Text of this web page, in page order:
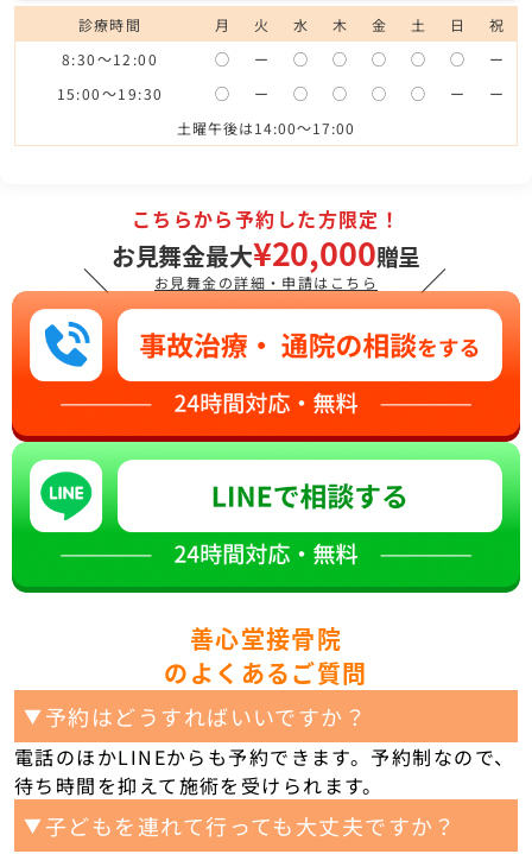
診療時間 月 火 水 木 金 土 日
祝
8:30～12:00
◯ ー ◯ ◯ ◯ ◯ ◯
ー
15:00～19:30
◯ ー ◯ ◯ ◯ ◯ ー
ー
土曜午後は14:00～17:00
＼
こちらから予約した方限定！
お見舞金最大¥20,000贈呈
お見舞金の詳細・申請はこちら ／
善心堂接骨院
のよくあるご質問
▼ 予約はどうすればいいですか？
電話のほかLINEからも予約できます。予約制なので、
待ち時間を抑えて施術を受けられます。
▼ 子どもを連れて行っても大丈夫ですか？